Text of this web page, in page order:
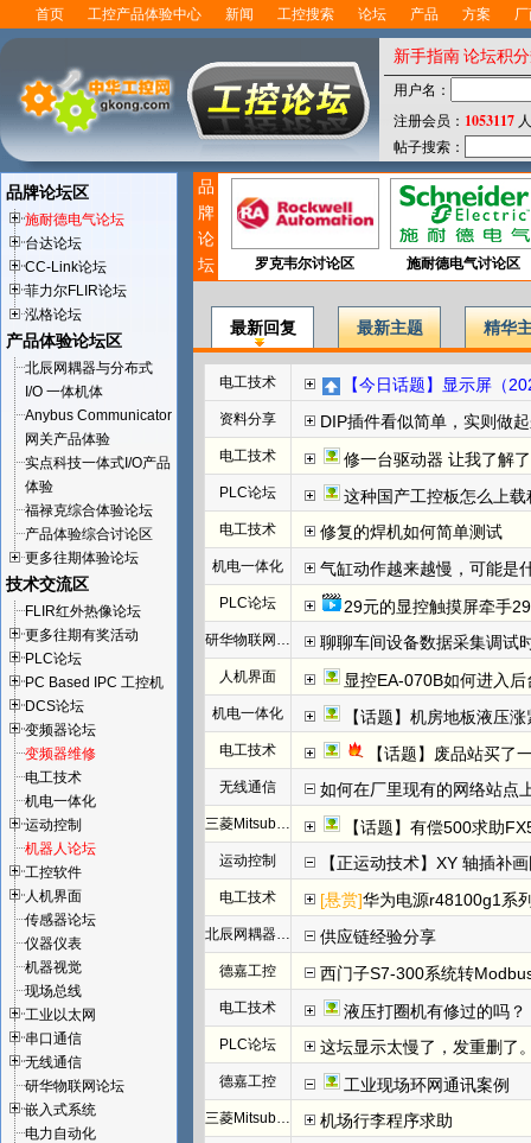
首页 工控产品体验中心 新闻 工控搜索 论坛 产品 方案
新手指南论坛积
用户名：
注册会员： 1053117
帖子搜索：
品牌论坛区
施耐德电气论坛
台达论坛
CC-Link论坛
菲力尔FLIR论坛
泓格论坛
产品体验论坛区
北辰网耦器与分布式
I/O 一体机体
Anybus Communicator
网关产品体验
实点科技一体式I/O产品
体验
福禄克综合体验论坛
产品体验综合讨论区
更多往期体验论坛
技术交流区
FLIR红外热像论坛
更多往期有奖活动
PLC论坛
PC Based IPC 工控机
DCS论坛
变频器论坛
变频器维修
电工技术
机电一体化
运动控制
机器人论坛
工控软件
人机界面
传感器论坛
仪器仪表
机器视觉
现场总线
工业以太网
串口通信
无线通信
研华物联网论坛
嵌入式系统
电力自动化
品
牌
论
坛
罗克韦尔讨论区 施耐德电气讨论区
最新回复 最新主题 精华
电工技术 【今日话题】显示屏（
资料分享 DIP插件看似简单，实则做
电工技术 修一台驱动器 让我了解
PLC论坛 这种国产工控板怎么上
电工技术 修复的焊机如何简单测试
机电一体化 气缸动作越来越慢，可能是
PLC论坛 29元的显控触摸屏牵手
研华物联网论坛 聊聊车间设备数据采集调试
人机界面 显控EA-070B如何进入
机电一体化 【话题】机房地板液压
电工技术 【话题】废品站买了
无线通信 如何在厂里现有的网络站点
三菱Mitsubishi 【话题】有偿500求助
运动控制 【正运动技术】XY 轴插补
电工技术 [悬赏]华为电源r48100g1系
北辰网耦器与分布式 I/O 一体机体 供应链经验分享
德嘉工控 西门子S7-300系统转
电工技术 液压打圈机有修过的吗？
PLC论坛 这坛显示太慢了，发重删了
德嘉工控 工业现场环网通讯案例
三菱Mitsubishi 机场行李程序求助